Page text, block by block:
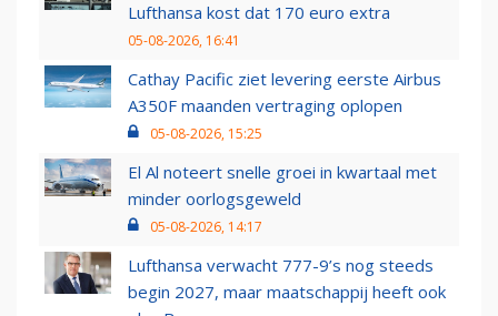
Lufthansa kost dat 170 euro extra
05-08-2026, 16:41
Cathay Pacific ziet levering eerste Airbus
A350F maanden vertraging oplopen
05-08-2026, 15:25
El Al noteert snelle groei in kwartaal met
minder oorlogsgeweld
05-08-2026, 14:17
Lufthansa verwacht 777-9’s nog steeds
begin 2027, maar maatschappij heeft ook